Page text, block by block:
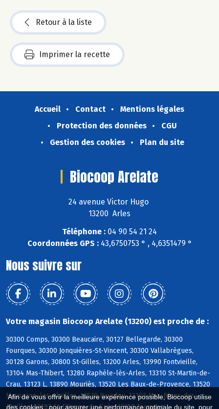
Afin de vous offrir la meilleure expérience possible, Biocoop utilise
des cookies : pour assurer une performance optimale du site, pour
Retour à la liste
Imprimer la recette
Accueil Contact
Mentions légales
Protection des données
CGU
Gestion des cookies
Plan du site
Biocoop Arelate
24 avenue Victor Hugo
13200 Arles
Téléphone : 04 90 54 21 24
Coordonnées GPS :43,6750753 ° , 4,6351479 °
Nous suivre sur
Votre magasin Biocoop Arelate (13200) est proche de :
30300 Comps, 30300 Beaucaire, 30127 Bellegarde, 30300
Fourques, 30300 Jonquières-St-Vincent, 30300 Vallabrègues,
30128 Garons, 30800 St-Gilles, 13200 Arles, 13990 Fontvieille,
13104 Mas-Thibert, 13280 Raphèle-lès-Arles, 13310 St-Martin-de-
Crau, 13123 L, 13890 Mouriès, 13520 Les Baux-de-Provence, 13520
Maussane-les-Alpilles, 13520 Paradou, 13103 Mas-Blanc-des-
Alpilles, 13103 St-Etienne-du-Grès, 13150 Tarascon